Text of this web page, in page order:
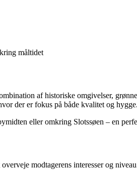
måltidet
af historiske omgivelser,
der er fokus på både kvalitet og hygge.
eller omkring Slotssøen – en
modtagerens interesser og